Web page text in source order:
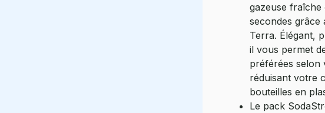
gazeuse fraîche
secondes grâce
Terra. Élégant,
il vous permet
préférées selon
réduisant votre
bouteilles en
Le pack